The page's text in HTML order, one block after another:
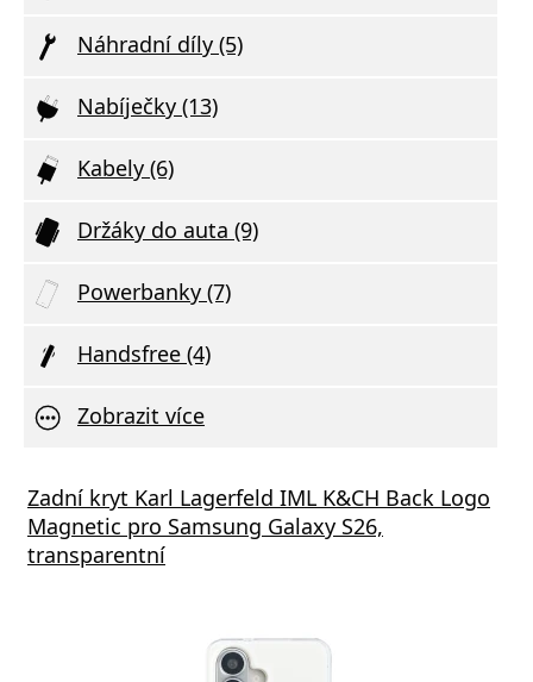
Náhradní díly (5)
Nabíječky (13)
Kabely (6)
Držáky do auta (9)
Powerbanky (7)
Handsfree (4)
Zobrazit více
Zadní kryt Karl Lagerfeld IML K&CH Back Logo
Magnetic pro Samsung Galaxy S26,
transparentní
Nabíječka Xiaomi MDY-11-EZ 3A 33W